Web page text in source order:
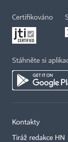
Certifikováno
Stáhněte si
Kontakty
Tiráž redakce HN